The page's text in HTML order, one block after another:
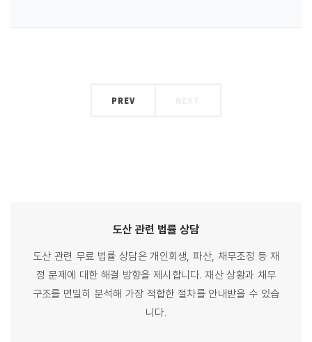
PREV
도산 관련 법률 상담
도산 관련 무료 법률 상담은 개인회생, 파산, 채무조정 등 재
정 문제에 대한 해결 방향을 제시합니다. 재산 상황과 채무
구조를 면밀히 분석해 가장 적합한 절차를 안내받을 수 있습
니다.